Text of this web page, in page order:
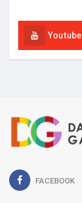
Youtube
FACEBOOK